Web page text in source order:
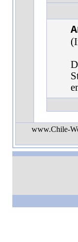
www.Chile-